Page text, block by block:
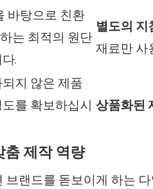
바탕으로 친환
는 최적의 원단
.
별도의 지
재료만 사
지 않은 제품
를 확보하십시 상품화된
춤 제작 역량
랜드를 돋보이게 하는